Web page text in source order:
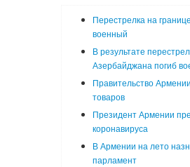
Перестрелка на
военный
В результате
Азербайджана погиб
Правительство
товаров
Президент Армении
коронавируса
В Армении на лето
парламент